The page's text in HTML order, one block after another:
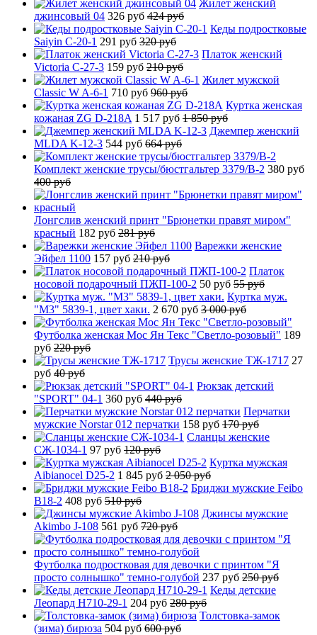
Жилет женский
джинсовый 04 326 руб 424 руб
Кеды подростковые
Saiyin C-20-1 291 руб 320 руб
Платок женский
Victoria C-27-3 159 руб 210 руб
Жилет мужской
Classic W A-6-1 710 руб 960 руб
Куртка женская
кожаная ZG D-218A 1 517 руб 1 850 руб
Джемпер женский
MLDA K-12-3 544 руб 664 руб
Комплект женские трусы/бюстгальтер 3379/B-2 380 руб
400 руб
Лонгслив женский принт "Брюнетки правят миром"
красный 182 руб 281 руб
Варежки женские
Эйфел 1100 157 руб 210 руб
Платок
носовой подарочный ПЖП-100-2 50 руб 55 руб
Куртка муж.
"М3" 5839-1, цвет хаки. 2 670 руб 3 000 руб
Футболка женская Мос Ян Текс "Светло-розовый" 189
руб 220 руб
Трусы женские ТЖ-1717 27
руб 40 руб
Рюкзак детский
"SPORT" 04-1 360 руб 440 руб
Перчатки
мужские Norstar 012 перчатки 158 руб 170 руб
Сланцы женские
СЖ-1034-1 97 руб 120 руб
Куртка мужская
Aibianocel D25-2 1 845 руб 2 050 руб
Бриджи мужские Feibo
B18-2 408 руб 510 руб
Джинсы мужские
Akimbo J-108 561 руб 720 руб
Футболка подростковая для девочки с принтом "Я
просто солнышко" темно-голубой 237 руб 250 руб
Кеды детские
Леопард H710-29-1 204 руб 280 руб
Толстовка-замок
(зима) бирюза 504 руб 600 руб